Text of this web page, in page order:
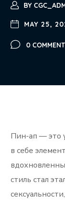
BY
MAY 25,
0
Пин-ап — это
в себе
стиль стал